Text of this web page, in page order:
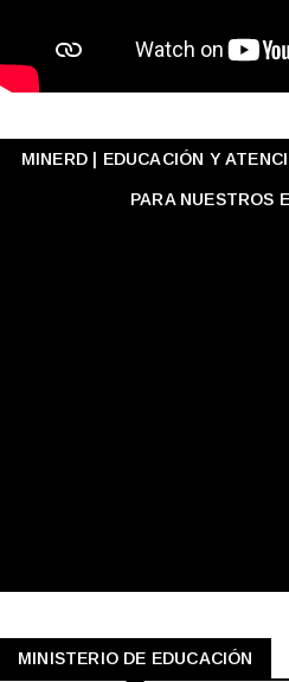
MINERD | EDUCACIÓN Y
PARA NUESTROS
MINISTERIO DE EDUCACIÓN